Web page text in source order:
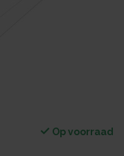
Op voorraad